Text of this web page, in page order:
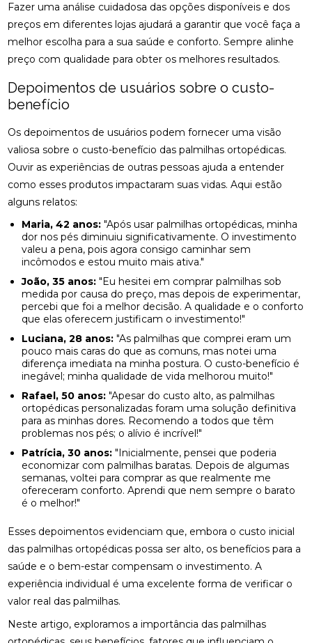
Fazer uma análise cuidadosa das opções disponíveis e dos
preços em diferentes lojas ajudará a garantir que você faça a
melhor escolha para a sua saúde e conforto. Sempre alinhe
preço com qualidade para obter os melhores resultados.
Depoimentos de usuários sobre o custo-
benefício
Os depoimentos de usuários podem fornecer uma visão
valiosa sobre o custo-benefício das palmilhas ortopédicas.
Ouvir as experiências de outras pessoas ajuda a entender
como esses produtos impactaram suas vidas. Aqui estão
alguns relatos:
Maria, 42 anos: "Após usar palmilhas ortopédicas, minha
dor nos pés diminuiu significativamente. O investimento
valeu a pena, pois agora consigo caminhar sem
incômodos e estou muito mais ativa."
João, 35 anos: "Eu hesitei em comprar palmilhas sob
medida por causa do preço, mas depois de experimentar,
percebi que foi a melhor decisão. A qualidade e o conforto
que elas oferecem justificam o investimento!"
Luciana, 28 anos: "As palmilhas que comprei eram um
pouco mais caras do que as comuns, mas notei uma
diferença imediata na minha postura. O custo-benefício é
inegável; minha qualidade de vida melhorou muito!"
Rafael, 50 anos: "Apesar do custo alto, as palmilhas
ortopédicas personalizadas foram uma solução definitiva
para as minhas dores. Recomendo a todos que têm
problemas nos pés; o alívio é incrível!"
Patrícia, 30 anos: "Inicialmente, pensei que poderia
economizar com palmilhas baratas. Depois de algumas
semanas, voltei para comprar as que realmente me
ofereceram conforto. Aprendi que nem sempre o barato
é o melhor!"
Esses depoimentos evidenciam que, embora o custo inicial
das palmilhas ortopédicas possa ser alto, os benefícios para a
saúde e o bem-estar compensam o investimento. A
experiência individual é uma excelente forma de verificar o
valor real das palmilhas.
Neste artigo, exploramos a importância das palmilhas
CHATO E MELHORAR SEU CONFORTO
COMO ESCOLHER O MELHOR ACUPUNTURISTA
COMO ESCOLHER O MELHOR ACUPUNTURISTA
PARA VOCÊ
COMO FUNCIONA A CONSULTA COM UM
ACUPUNTURISTA E O QUE ESPERAR
COMO MELHORAR O ATENDIMENTO DA SUA
CLÍNICA?
COMO MONTAR SUA CLÍNICA?
CONSULTA COM ACUPUNTURISTA: O QUE ESPERAR
DESCUBRA A ACUPUNTURA RJ: BENEFÍCIOS E
PRÁTICAS
PLANTAR PODE ALIVIAR SUAS DORES
DESCUBRA COMO A QUIROPRAXIA E A
FISIOTERAPIA PODEM TRANSFORMAR SUA SAÚDE
DESCUBRA COMO UM QUIROPRATA PODE
TRANSFORMAR SUA SAÚDE
DESCUBRA O PREÇO DA PALMILHA ORTOPÉDICA E
COMO ESCOLHER A IDEAL
DESCUBRA O PREÇO DA PALMILHA ORTOPÉDICA E
E COMO ESCOLHER A IDEAL
DESCUBRA O PREÇO DA PALMILHA SOB MEDIDA: 6
FATORES IMPORTANTES
DESCUBRA O PREÇO DA PALMILHA SOB MEDIDA: 6